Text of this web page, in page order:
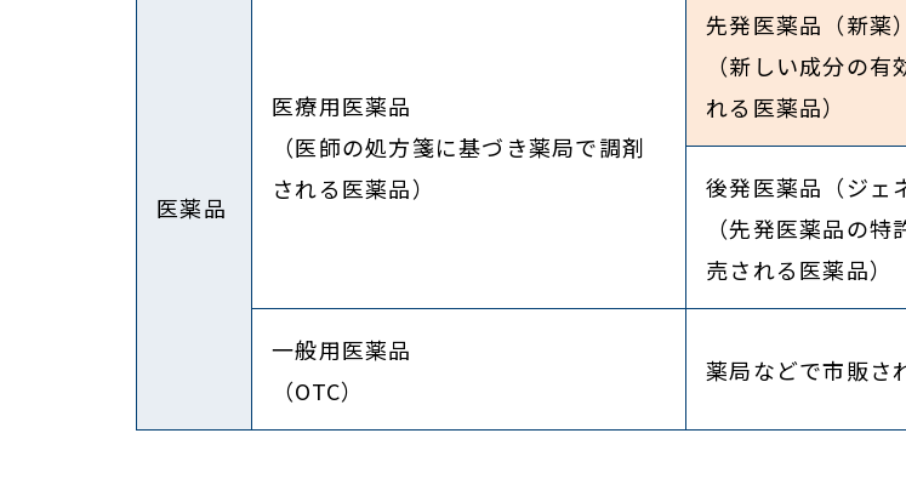
医薬品
医療用医薬品
（医師の処方箋に基づき薬局で調剤
される医薬品）
先発医薬品（新薬）
（新しい成分の
れる医薬品）
後発医薬品（ジェ
（先発医薬品の
売される医薬品）
一般用医薬品
（OTC）
薬局などで市販さ